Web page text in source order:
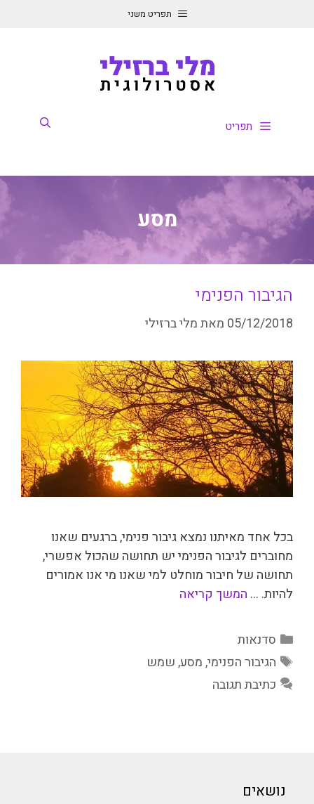
תפריט משני
תפריט
מסע
הגיבור הפנימי
05/12/2018 מאתמלי ברזילי
בכל אחד מאיתנו נמצא גיבור פנימי, ברגעים שאנו
מחוברים לגיבור הפנימי יש תחושה שהכול אפשרי,
תחושה של חיבור מוחלט למי שאנו מי אנו אמורים
להיות. … המשך קריאה
קטגוריות
סדנאות
תגיות
הגיבור הפנימי,מסע,שמש
כתיבת תגובה
נושאים